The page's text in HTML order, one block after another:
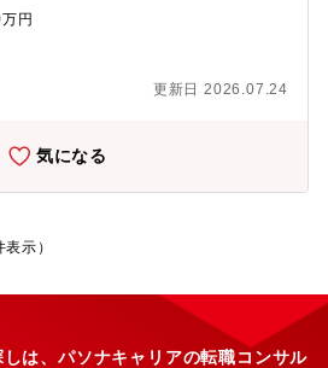
れずにチャレンジする」という文化が
係なく、若い社員一人ひとりが経営者
量で仕事を進めます。【当社の魅
きており、売り上げも拡大傾向、順調
・いわゆる汎用メモリ等は扱っていな
の販売手法では勝負していません。・
あり、競合他社の商社との違いです。
存在しており、技術サポートが整って
朝、夜間、休日対応 無し■社外へのア
■残業時間 10～15時間程度■在宅勤務
併用、フル在宅勤務ではございませ
・管理
・来客対応、郵送
への同伴（ごく稀に）■その他突発で発
同行業務は原則としてありません。
円
更新日 2026.07.24
気になる
示）
は、パソナキャリアの転職コンサル